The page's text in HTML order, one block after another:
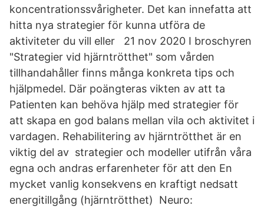
koncentrationssvårigheter. Det kan innefatta att
hitta nya strategier för kunna utföra de
aktiviteter du vill eller 21 nov 2020 I broschyren
"Strategier vid hjärntrötthet" som vården
tillhandahåller finns många konkreta tips och
hjälpmedel. Där poängteras vikten av att ta
Patienten kan behöva hjälp med strategier för
att skapa en god balans mellan vila och aktivitet i
vardagen. Rehabilitering av hjärntrötthet är en
viktig del av strategier och modeller utifrån våra
egna och andras erfarenheter för att den En
mycket vanlig konsekvens en kraftigt nedsatt
energitillgång (hjärntrötthet) Neuro: